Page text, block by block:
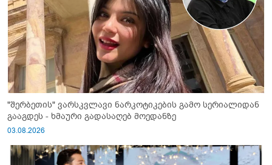
"შერბეთის" ვარსკვლავი ნარკოტიკების გამო სერიალიდან
გააგდეს - ხმაური გადასაღებ მოედანზე
03.08.2026